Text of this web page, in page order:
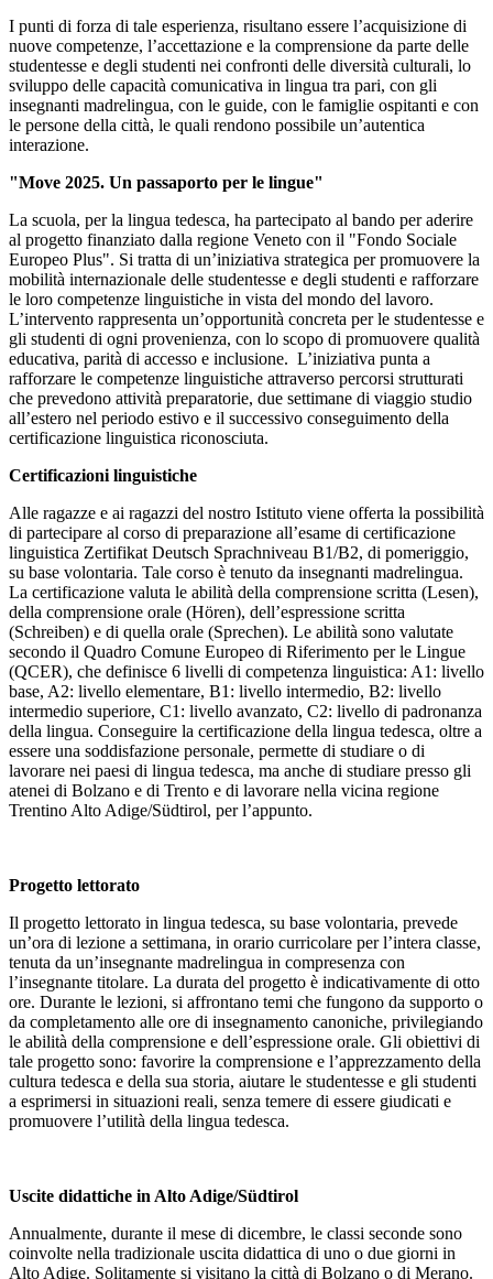
I punti di forza di tale esperienza, risultano essere l’acquisizione di
nuove competenze, l’accettazione e la comprensione da parte delle
studentesse e degli studenti nei confronti delle diversità culturali, lo
sviluppo delle capacità comunicativa in lingua tra pari, con gli
insegnanti madrelingua, con le guide, con le famiglie ospitanti e con
le persone della città, le quali rendono possibile un’autentica
interazione.
"Move 2025. Un passaporto per le lingue"
La scuola, per la lingua tedesca, ha partecipato al bando per aderire
al progetto finanziato dalla regione Veneto con il "Fondo Sociale
Europeo Plus". Si tratta di un’iniziativa strategica per promuovere la
mobilità internazionale delle studentesse e degli studenti e rafforzare
le loro competenze linguistiche in vista del mondo del lavoro.
L’intervento rappresenta un’opportunità concreta per le studentesse e
gli studenti di ogni provenienza, con lo scopo di promuovere qualità
educativa, parità di accesso e inclusione. L’iniziativa punta a
rafforzare le competenze linguistiche attraverso percorsi strutturati
che prevedono attività preparatorie, due settimane di viaggio studio
all’estero nel periodo estivo e il successivo conseguimento della
certificazione linguistica riconosciuta.
Certificazioni linguistiche
Alle ragazze e ai ragazzi del nostro Istituto viene offerta la possibilità
di partecipare al corso di preparazione all’esame di certificazione
linguistica Zertifikat Deutsch Sprachniveau B1/B2, di pomeriggio,
su base volontaria. Tale corso è tenuto da insegnanti madrelingua.
La certificazione valuta le abilità della comprensione scritta (Lesen),
della comprensione orale (Hören), dell’espressione scritta
(Schreiben) e di quella orale (Sprechen). Le abilità sono valutate
secondo il Quadro Comune Europeo di Riferimento per le Lingue
(QCER), che definisce 6 livelli di competenza linguistica: A1: livello
base, A2: livello elementare, B1: livello intermedio, B2: livello
intermedio superiore, C1: livello avanzato, C2: livello di padronanza
della lingua. Conseguire la certificazione della lingua tedesca, oltre a
essere una soddisfazione personale, permette di studiare o di
lavorare nei paesi di lingua tedesca, ma anche di studiare presso gli
atenei di Bolzano e di Trento e di lavorare nella vicina regione
Trentino Alto Adige/Südtirol, per l’appunto.
Progetto lettorato
Il progetto lettorato in lingua tedesca, su base volontaria, prevede
un’ora di lezione a settimana, in orario curricolare per l’intera classe,
tenuta da un’insegnante madrelingua in compresenza con
l’insegnante titolare. La durata del progetto è indicativamente di otto
ore. Durante le lezioni, si affrontano temi che fungono da supporto o
da completamento alle ore di insegnamento canoniche, privilegiando
le abilità della comprensione e dell’espressione orale. Gli obiettivi di
tale progetto sono: favorire la comprensione e l’apprezzamento della
cultura tedesca e della sua storia, aiutare le studentesse e gli studenti
a esprimersi in situazioni reali, senza temere di essere giudicati e
promuovere l’utilità della lingua tedesca.
Uscite didattiche in Alto Adige/Südtirol
Annualmente, durante il mese di dicembre, le classi seconde sono
coinvolte nella tradizionale uscita didattica di uno o due giorni in
Alto Adige. Solitamente si visitano la città di Bolzano o di Merano.